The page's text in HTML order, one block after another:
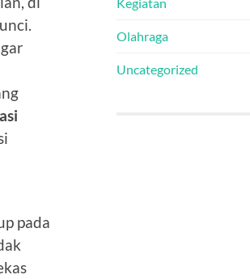
pada
Olahraga
Uncategorized